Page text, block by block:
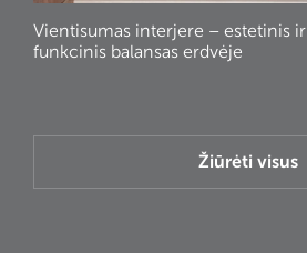
Vientisumas interjere – estetinis ir
funkcinis balansas erdvėje
Žiūrėti visus